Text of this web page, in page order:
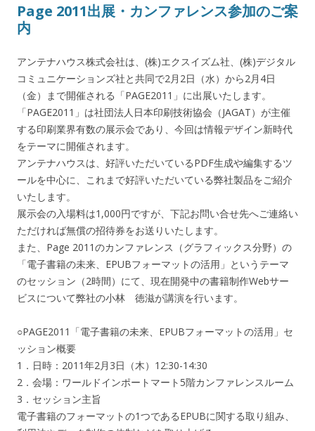
Page 2011出展・カンファレンス参加のご案
内
アンテナハウス株式会社は、(株)エクスイズム社、(株)デジタル
コミュニケーションズ社と共同で2月2日（水）から2月4日
（金）まで開催される「PAGE2011」に出展いたします。
「PAGE2011」は社団法人日本印刷技術協会（JAGAT）が主催
する印刷業界有数の展示会であり、今回は情報デザイン新時代
をテーマに開催されます。
アンテナハウスは、好評いただいているPDF生成や編集するツ
ールを中心に、これまで好評いただいている弊社製品をご紹介
いたします。
展示会の入場料は1,000円ですが、下記お問い合せ先へご連絡い
ただければ無償の招待券をお送りいたします。
また、Page 2011のカンファレンス（グラフィックス分野）の
「電子書籍の未来、EPUBフォーマットの活用」というテーマ
のセッション（2時間）にて、現在開発中の書籍制作Webサー
ビスについて弊社の小林 徳滋が講演を行います。
○PAGE2011「電子書籍の未来、EPUBフォーマットの活用」セ
ッション概要
1．日時：2011年2月3日（木）12:30-14:30
2．会場：ワールドインポートマート5階カンファレンスルーム
3．セッション主旨
電子書籍のフォーマットの1つであるEPUBに関する取り組み、